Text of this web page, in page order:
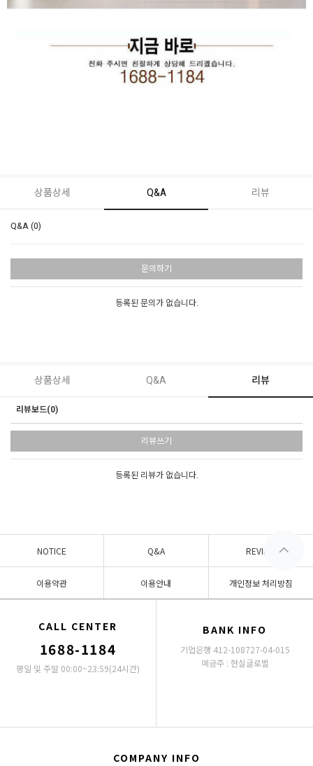
상품상세 Q&A 리뷰
Q&A (0)
문의하기
등록된 문의가 없습니다.
상품상세 Q&A 리뷰
리뷰보드(0)
리뷰쓰기
등록된 리뷰가 없습니다.
NOTICE Q&A REVIEW
이용약관 이용안내 개인정보 처리방침
CALL CENTER
1688-1184
평일 및 주말 00:00~23:59(24시간)
BANK INFO
기업은행 412-108727-04-015
예금주 : 현실글로벌
COMPANY INFO